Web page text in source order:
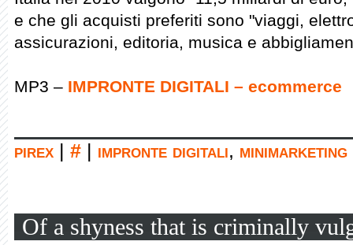
e che gli acquisti preferiti sono "viaggi,
assicurazioni, editoria, musica e
MP3 – IMPRONTE DIGITALI – ecommerce
pirex # impronte digitali, minimarketing
Of a shyness that is criminally